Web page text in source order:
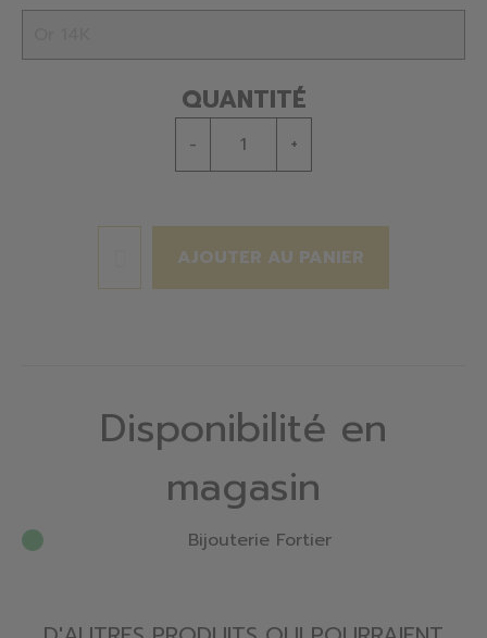
QUANTITÉ
- +
AJOUTER AU PANIER
Disponibilité en
magasin
Bijouterie Fortier